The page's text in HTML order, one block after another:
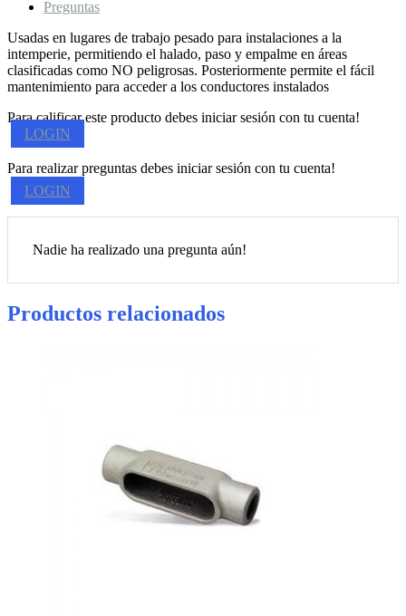
Preguntas
Usadas en lugares de trabajo pesado para instalaciones a la
intemperie, permitiendo el halado, paso y empalme en áreas
clasificadas como NO peligrosas. Posteriormente permite el fácil
mantenimiento para acceder a los conductores instalados
Para calificar este producto debes iniciar sesión con tu cuenta!
LOGIN
Para realizar preguntas debes iniciar sesión con tu cuenta!
LOGIN
Nadie ha realizado una pregunta aún!
Productos relacionados